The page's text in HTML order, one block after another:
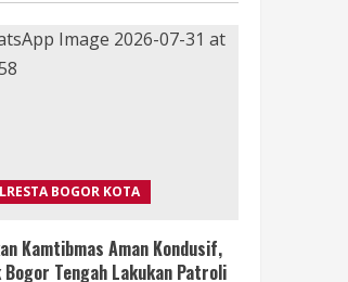
BOGOR KOTA
Kamtibmas Aman Kondusif,
Bogor Tengah Lakukan Patroli